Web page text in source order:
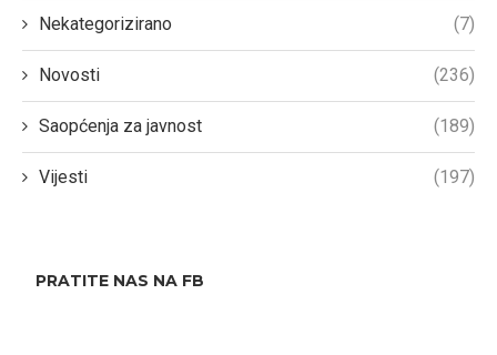
Nekategorizirano (7)
Novosti (236)
Saopćenja za javnost (189)
Vijesti (197)
PRATITE NAS NA FB